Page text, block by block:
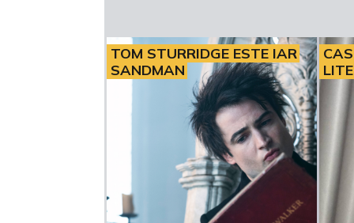
TOM STURRIDGE ESTE IAR
SANDMAN